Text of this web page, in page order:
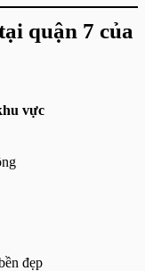
quận 7 của
vực
đẹp